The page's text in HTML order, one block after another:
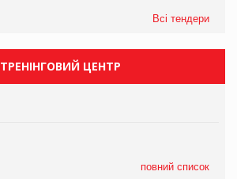
Всі тендери
ТРЕНІНГОВИЙ ЦЕНТР
повний список